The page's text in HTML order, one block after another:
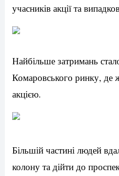
учасників акції та
Найбільше затримань
Комаровського ринку, де
акцією.
Більшій частині людей
колону та дійти до